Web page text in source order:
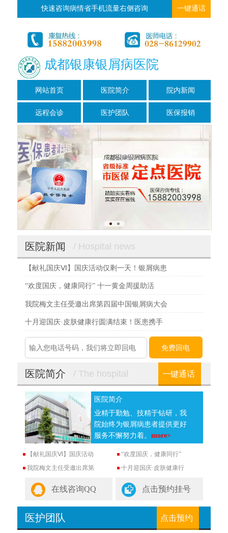
快速咨询病情省手机流量右侧咨询 一键通话
成都银康银屑病医院
网站首页 医院简介 院内新闻
远程会诊 医护团队 医保报销
医院新闻 / Hospital news
【献礼国庆Ⅵ】国庆活动仅剩一天！银屑病患
“欢度国庆，健康同行” 十一黄金周援助活
我院梅文主任受邀出席第四届中国银屑病大会
十月迎国庆·皮肤健康行圆满结束！医患携手
医院简介 / The hospital 一键通话
医院简介
业精于勤勉、技精于钻研，我
院始终为银屑病患者提供更好
服务不懈努力着。more>
【献礼国庆Ⅵ】国庆活动
“欢度国庆，健康同行”
我院梅文主任受邀出席第
十月迎国庆·皮肤健康行
在线咨询QQ 点击预约挂号
医护团队 点击预约